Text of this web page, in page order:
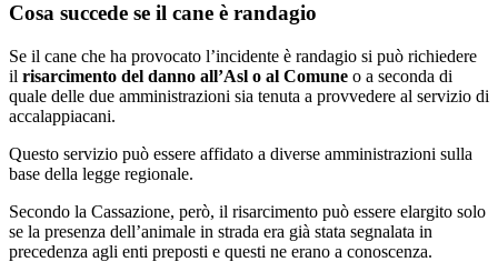
Cosa succede se il cane è randagio
Se il cane che ha provocato l’incidente è randagio si può richiedere
il risarcimento del danno all’Asl o al Comune o a seconda di
quale delle due amministrazioni sia tenuta a provvedere al servizio di
accalappiacani.
Questo servizio può essere affidato a diverse amministrazioni sulla
base della legge regionale.
Secondo la Cassazione, però, il risarcimento può essere elargito solo
se la presenza dell’animale in strada era già stata segnalata in
precedenza agli enti preposti e questi ne erano a conoscenza.